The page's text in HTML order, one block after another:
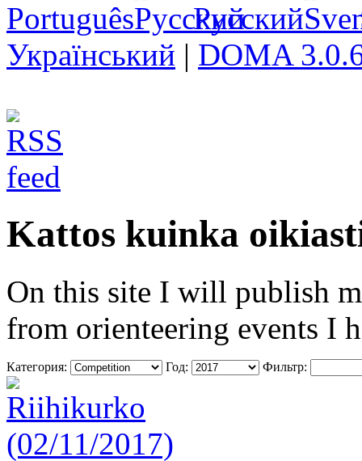
Português
Русский
Український | DOMA
Kattos kuinka
On this site I will publish
from orienteering events I
Категория: Год: Фильтр: